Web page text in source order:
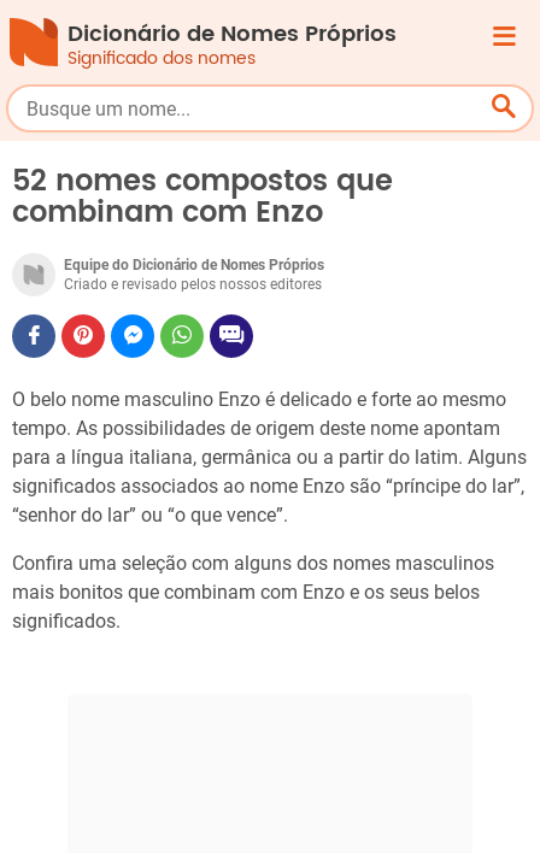
Dicionário de Nomes Próprios
Significado dos nomes
52 nomes compostos que
combinam com Enzo
Equipe do Dicionário de Nomes Próprios
Criado e revisado pelos nossos editores
O belo nome masculino Enzo é delicado e forte ao mesmo
tempo. As possibilidades de origem deste nome apontam
para a língua italiana, germânica ou a partir do latim. Alguns
significados associados ao nome Enzo são “príncipe do lar”,
“senhor do lar” ou “o que vence”.
Confira uma seleção com alguns dos nomes masculinos
mais bonitos que combinam com Enzo e os seus belos
significados.